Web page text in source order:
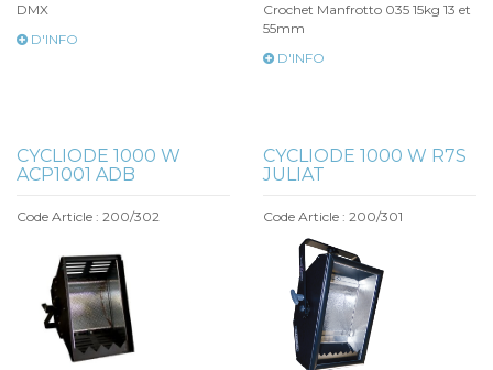
DMX
D'INFO
Crochet Manfrotto 035 15kg 13 et
55mm
D'INFO
CYCLIODE 1000 W
ACP1001 ADB
Code Article : 200/302
CYCLIODE 1000 W R7S
JULIAT
Code Article : 200/301